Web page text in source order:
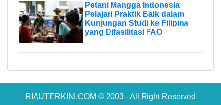
Petani Mangga Indonesia
Pelajari Praktik Baik dalam
Kunjungan Studi ke Filipina
yang Difasilitasi FAO
RIAUTERKINI.COM © 2003 - All Right Reserved